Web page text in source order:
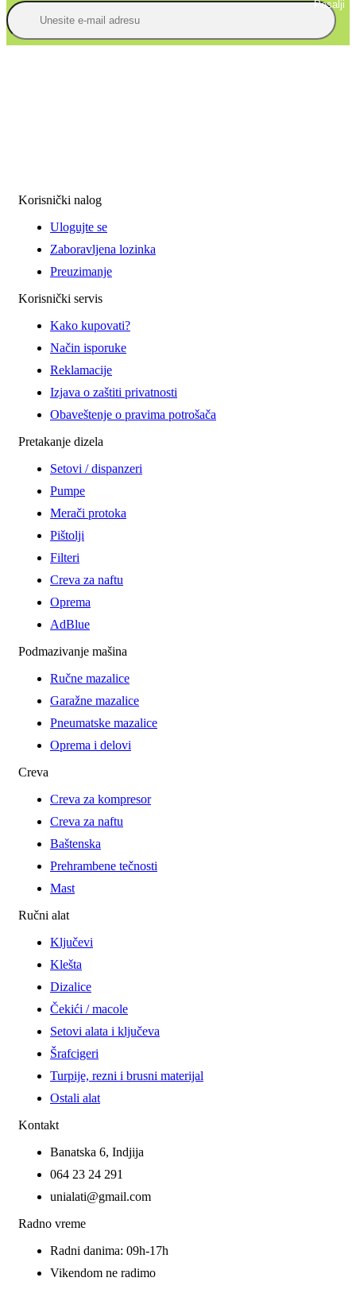
Posalji
Korisnički nalog
Ulogujte se
Zaboravljena lozinka
Preuzimanje
Korisnički servis
Kako kupovati?
Način isporuke
Reklamacije
Izjava o zaštiti privatnosti
Obaveštenje o pravima potrošača
Pretakanje dizela
Setovi / dispanzeri
Pumpe
Merači protoka
Pištolji
Filteri
Creva za naftu
Oprema
AdBlue
Podmazivanje mašina
Ručne mazalice
Garažne mazalice
Pneumatske mazalice
Oprema i delovi
Creva
Creva za kompresor
Creva za naftu
Baštenska
Prehrambene tečnosti
Mast
Ručni alat
Ključevi
Klešta
Dizalice
Čekići / macole
Setovi alata i ključeva
Šrafcigeri
Turpije, rezni i brusni materijal
Ostali alat
Kontakt
Banatska 6, Indjija
064 23 24 291
unialati@gmail.com
Radno vreme
Radni danima: 09h-17h
Vikendom ne radimo